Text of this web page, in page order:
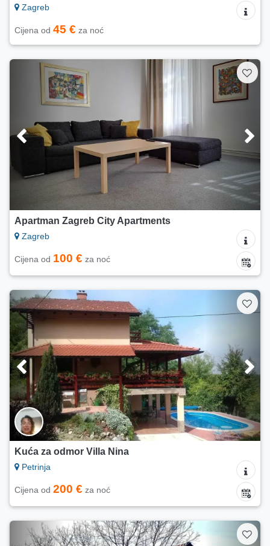
Zagreb
Cijena od 45 € za noć
Apartman Zagreb City Apartments
Zagreb
Cijena od 100 € za noć
Kuća za odmor Villa Nina
Petrinja
Cijena od 200 € za noć